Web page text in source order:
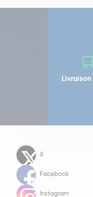
X
Facebook
Instagram